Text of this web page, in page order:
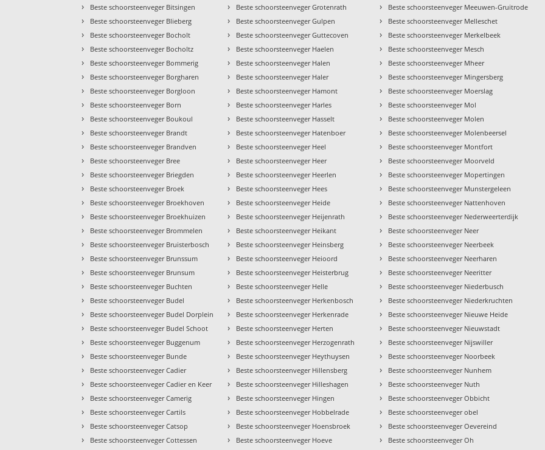
› Beste schoorsteenveger Bitsingen
› Beste schoorsteenveger Blieberg
› Beste schoorsteenveger Bocholt
› Beste schoorsteenveger Bocholtz
› Beste schoorsteenveger Bommerig
› Beste schoorsteenveger Borgharen
› Beste schoorsteenveger Borgloon
› Beste schoorsteenveger Born
› Beste schoorsteenveger Boukoul
› Beste schoorsteenveger Brandt
› Beste schoorsteenveger Brandven
› Beste schoorsteenveger Bree
› Beste schoorsteenveger Briegden
› Beste schoorsteenveger Broek
› Beste schoorsteenveger Broekhoven
› Beste schoorsteenveger Broekhuizen
› Beste schoorsteenveger Brommelen
› Beste schoorsteenveger Bruisterbosch
› Beste schoorsteenveger Brunssum
› Beste schoorsteenveger Brunsum
› Beste schoorsteenveger Buchten
› Beste schoorsteenveger Budel
› Beste schoorsteenveger Budel Dorplein
› Beste schoorsteenveger Budel Schoot
› Beste schoorsteenveger Buggenum
› Beste schoorsteenveger Bunde
› Beste schoorsteenveger Cadier
› Beste schoorsteenveger Cadier en Keer
› Beste schoorsteenveger Camerig
› Beste schoorsteenveger Cartils
› Beste schoorsteenveger Catsop
› Beste schoorsteenveger Cottessen
› Beste schoorsteenveger Grotenrath
› Beste schoorsteenveger Gulpen
› Beste schoorsteenveger Guttecoven
› Beste schoorsteenveger Haelen
› Beste schoorsteenveger Halen
› Beste schoorsteenveger Haler
› Beste schoorsteenveger Hamont
› Beste schoorsteenveger Harles
› Beste schoorsteenveger Hasselt
› Beste schoorsteenveger Hatenboer
› Beste schoorsteenveger Heel
› Beste schoorsteenveger Heer
› Beste schoorsteenveger Heerlen
› Beste schoorsteenveger Hees
› Beste schoorsteenveger Heide
› Beste schoorsteenveger Heijenrath
› Beste schoorsteenveger Heikant
› Beste schoorsteenveger Heinsberg
› Beste schoorsteenveger Heioord
› Beste schoorsteenveger Heisterbrug
› Beste schoorsteenveger Helle
› Beste schoorsteenveger Herkenbosch
› Beste schoorsteenveger Herkenrade
› Beste schoorsteenveger Herten
› Beste schoorsteenveger Herzogenrath
› Beste schoorsteenveger Heythuysen
› Beste schoorsteenveger Hillensberg
› Beste schoorsteenveger Hilleshagen
› Beste schoorsteenveger Hingen
› Beste schoorsteenveger Hobbelrade
› Beste schoorsteenveger Hoensbroek
› Beste schoorsteenveger Hoeve
› Beste schoorsteenveger Meeuwen-Gruitrode
› Beste schoorsteenveger Melleschet
› Beste schoorsteenveger Merkelbeek
› Beste schoorsteenveger Mesch
› Beste schoorsteenveger Mheer
› Beste schoorsteenveger Mingersberg
› Beste schoorsteenveger Moerslag
› Beste schoorsteenveger Mol
› Beste schoorsteenveger Molen
› Beste schoorsteenveger Molenbeersel
› Beste schoorsteenveger Montfort
› Beste schoorsteenveger Moorveld
› Beste schoorsteenveger Mopertingen
› Beste schoorsteenveger Munstergeleen
› Beste schoorsteenveger Nattenhoven
› Beste schoorsteenveger Nederweerterdijk
› Beste schoorsteenveger Neer
› Beste schoorsteenveger Neerbeek
› Beste schoorsteenveger Neerharen
› Beste schoorsteenveger Neeritter
› Beste schoorsteenveger Niederbusch
› Beste schoorsteenveger Niederkruchten
› Beste schoorsteenveger Nieuwe Heide
› Beste schoorsteenveger Nieuwstadt
› Beste schoorsteenveger Nijswiller
› Beste schoorsteenveger Noorbeek
› Beste schoorsteenveger Nunhem
› Beste schoorsteenveger Nuth
› Beste schoorsteenveger Obbicht
› Beste schoorsteenveger obel
› Beste schoorsteenveger Oevereind
› Beste schoorsteenveger Oh